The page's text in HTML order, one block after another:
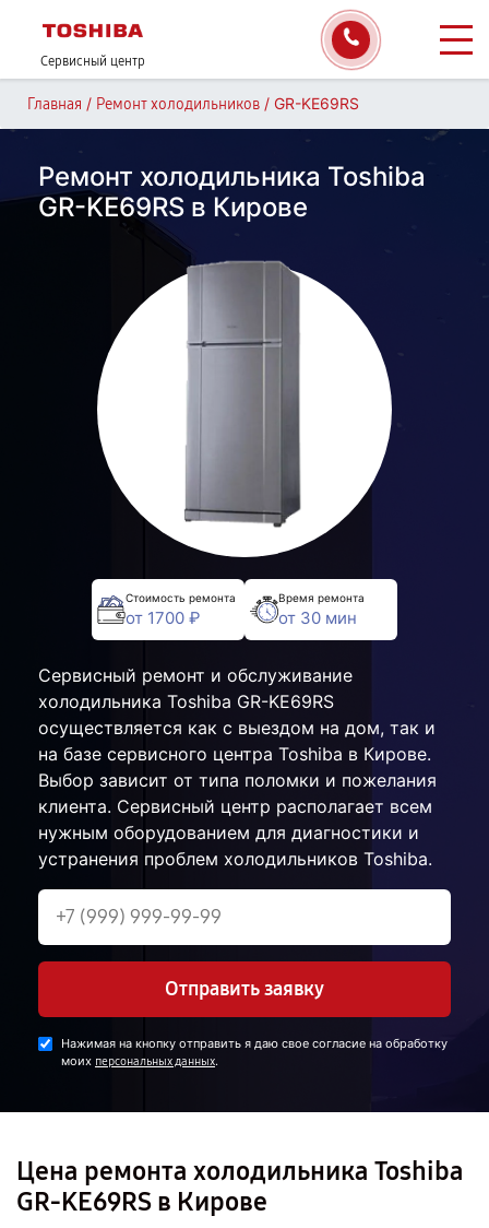
Сервисный центр
Главная / Ремонт холодильников / GR-KE69RS
Ремонт холодильника Toshiba
GR-KE69RS в Кирове
Стоимость ремонта
от 1700 ₽
Время ремонта
от 30 мин
Сервисный ремонт и обслуживание
холодильника Toshiba GR-KE69RS
осуществляется как с выездом на дом, так и
на базе сервисного центра Toshiba в Кирове.
Выбор зависит от типа поломки и пожелания
клиента. Сервисный центр располагает всем
нужным оборудованием для диагностики и
устранения проблем холодильников Toshiba.
Отправить заявку
Нажимая на кнопку отправить я даю свое согласие на обработку
моих персональных данных.
Цена ремонта холодильника Toshiba
GR-KE69RS в Кирове